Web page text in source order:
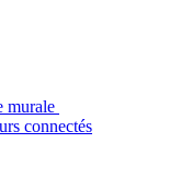
murale
connectés